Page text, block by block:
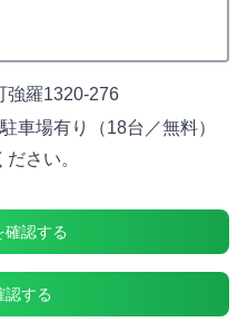
強羅1320-276
車場有り（18台／無料）
さい。
確認する
認する